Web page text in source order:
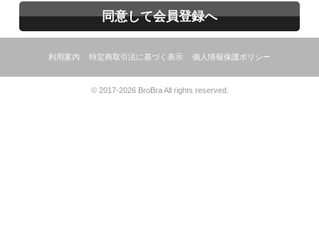
同意して会員登録へ
利用案内 特定商取引法に基づく表示 個人情報保護ポリシー
© 2017-2026 BroBra All rights reserved.